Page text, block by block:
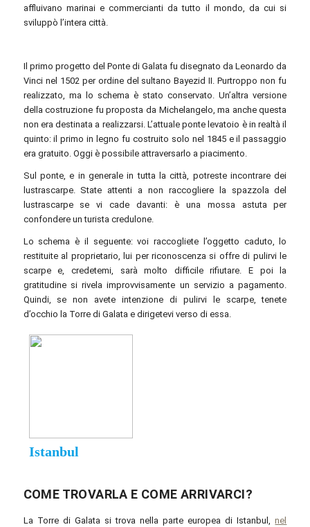
affluivano marinai e commercianti da tutto il mondo, da cui si
sviluppò l’intera città.
Il primo progetto del Ponte di Galata fu disegnato da Leonardo da
Vinci nel 1502 per ordine del sultano Bayezid II. Purtroppo non fu
realizzato, ma lo schema è stato conservato. Un’altra versione
della costruzione fu proposta da Michelangelo, ma anche questa
non era destinata a realizzarsi. L’attuale ponte levatoio è in realtà il
quinto: il primo in legno fu costruito solo nel 1845 e il passaggio
era gratuito. Oggi è possibile attraversarlo a piacimento.
Sul ponte, e in generale in tutta la città, potreste incontrare dei
lustrascarpe. State attenti a non raccogliere la spazzola del
lustrascarpe se vi cade davanti: è una mossa astuta per
confondere un turista credulone.
Lo schema è il seguente: voi raccogliete l’oggetto caduto, lo
restituite al proprietario, lui per riconoscenza si offre di pulirvi le
scarpe e, credetemi, sarà molto difficile rifiutare. E poi la
gratitudine si rivela improvvisamente un servizio a pagamento.
Quindi, se non avete intenzione di pulirvi le scarpe, tenete
d’occhio la Torre di Galata e dirigetevi verso di essa.
COME TROVARLA E COME ARRIVARCI?
La Torre di Galata si trova nella parte europea di Istanbul,nel